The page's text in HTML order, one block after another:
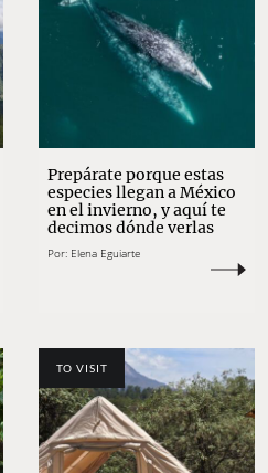
Prepárate porque estas
especies llegan a México
en el invierno, y aquí te
decimos dónde verlas
Por: Elena Eguiarte
TO VISIT